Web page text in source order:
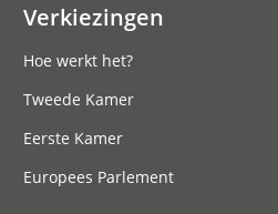
Verkiezingen
Hoe werkt het?
Tweede Kamer
Eerste Kamer
Europees Parlement